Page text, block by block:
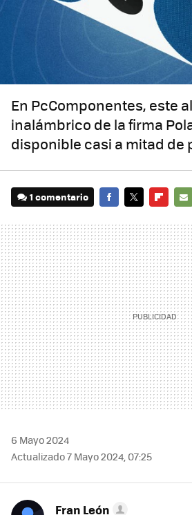
En PcComponentes, este
inalámbrico de la firma
disponible casi a mitad de
1 comentario
6 Mayo 2024
Actualizado 7 Mayo 2024, 07:25
Fran León